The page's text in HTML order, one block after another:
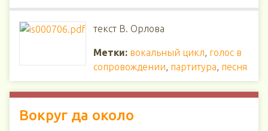
текст В. Орлова
Метки: вокальный цикл, голос в
сопровождении, партитура, песня
Вокруг да около